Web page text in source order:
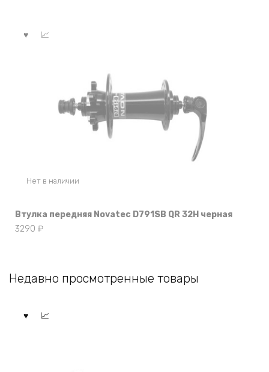
Нет в наличии
Втулка передняя Novatec D791SB QR 32Н черная
3290 ₽
Недавно просмотренные товары